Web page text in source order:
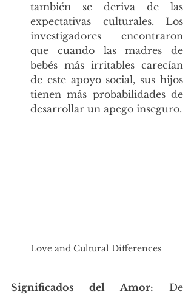
también se deriva de las
expectativas culturales. Los
investigadores encontraron
que cuando las madres de
bebés más irritables carecían
de este apoyo social, sus hijos
tienen más probabilidades de
desarrollar un apego inseguro.
Love and Cultural Differences
Significados del Amor: De